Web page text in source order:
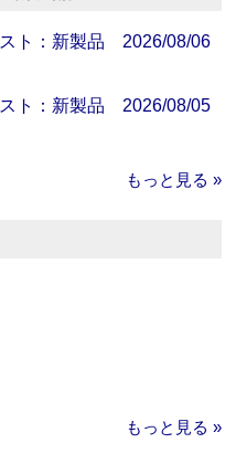
ト：新製品 2026/08/06
ト：新製品 2026/08/05
もっと見る »
もっと見る »